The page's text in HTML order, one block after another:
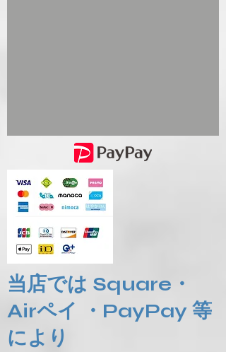
当店では Square・
Airペイ ・PayPay 等
により